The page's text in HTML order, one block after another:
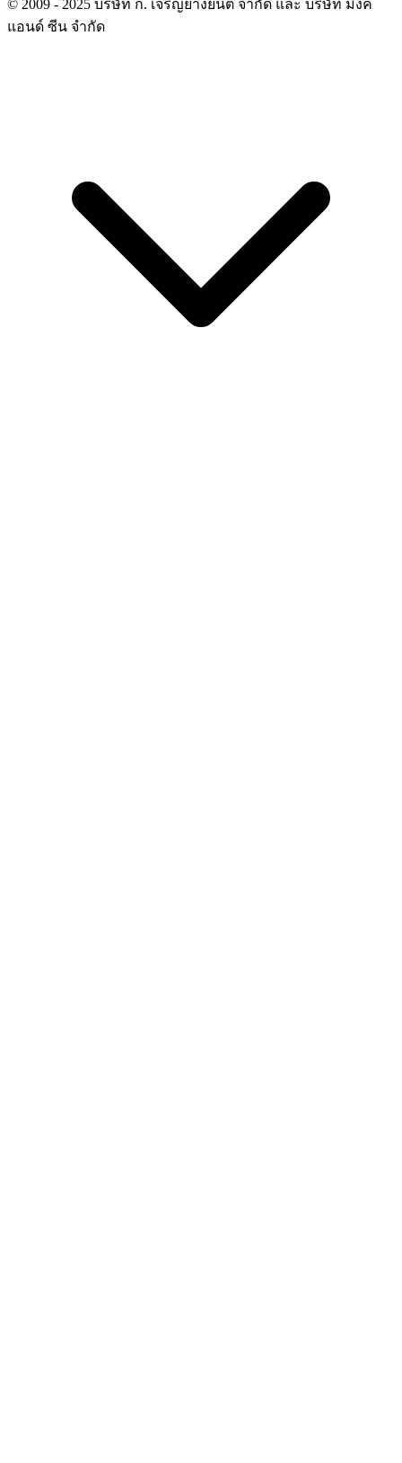
© 2009 - 2025 บริษัท ก. เจริญยางยนต์ จำกัด และ บริษัท มิ้งค์
แอนด์ ซีน จำกัด